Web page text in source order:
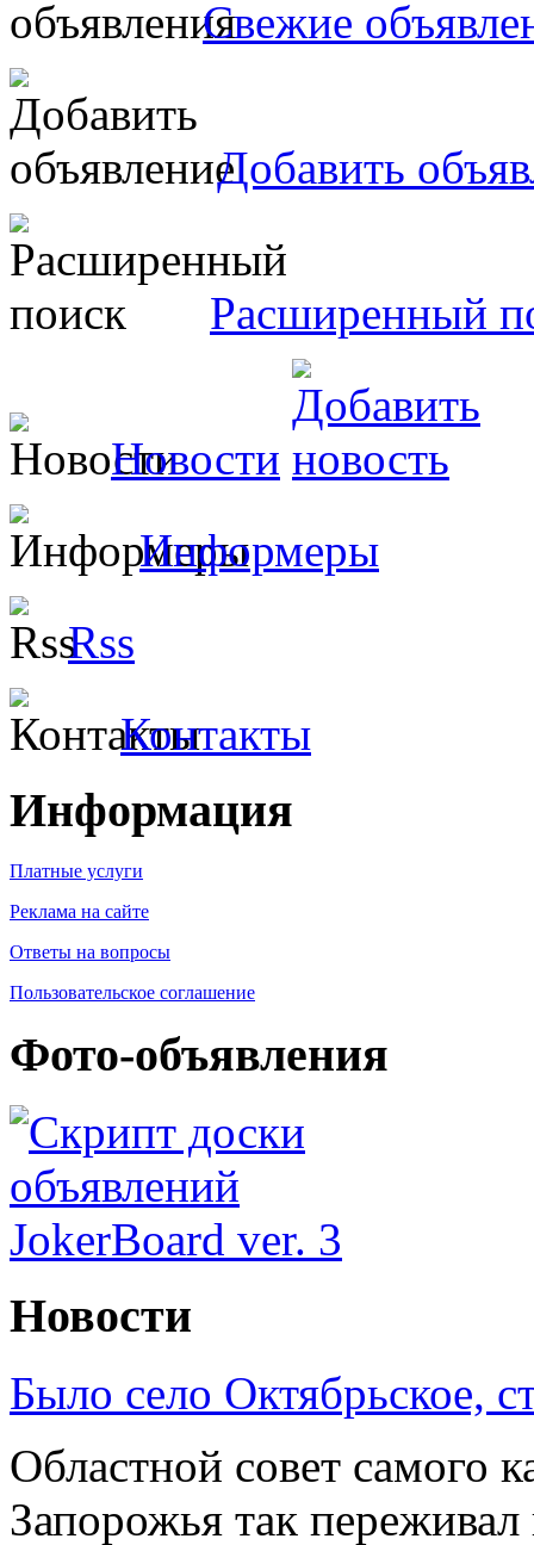
Свежие
Добавить
Расширенный
Новости
Информеры
Rss
Контакты
Информация
Платные услуги
Реклама на сайте
Ответы на вопросы
Пользовательское соглашение
Фото-объявления
Новости
Было село Октябрьское,
Областной совет самого
Запорожья так